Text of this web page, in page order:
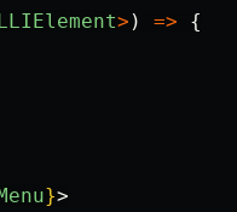
> ) =>
{
}>